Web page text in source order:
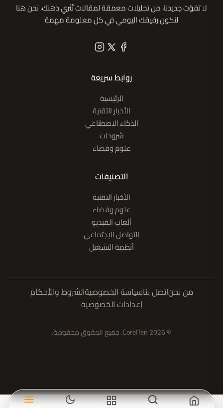
لا تفوّت جديدنا، من تحليلات معمقة لمقالات تُثري ذهنك، نحن هنا
لنكون رفيقك اليومي في كل معلومة مهمة
روابط سريعة
الرئيسية
الأخبار التقنية
الذكاء الاصطناعي
شروحات
علوم وفضاء
التصنيفات
الأخبار التقنية
علوم وفضاء
ألعاب الفيديو
التواصل الإجتماعي
أنظمة التشغيل
من نحناتصل بناسياسة الخصوصيةالشروط والأحكام
إعدادات الخصوصية
© 2026 CoreITen. جميع الحقوق محفوظة.